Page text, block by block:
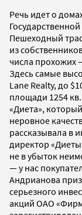
Речь идет о
Пешеходный
из
числа прохожих
Здесь самые
Lane Realty, до
площади 1254
«Диета»,
неровное
рассказывала в
директор
не в убыток
— у нас
Андрианова
серьезного
акций ОАО